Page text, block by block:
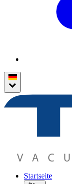
Startseite